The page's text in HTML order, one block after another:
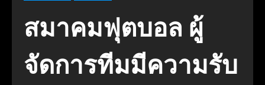
สมาคมฟุตบอล ผู้
จัดการทีมมีความรับ